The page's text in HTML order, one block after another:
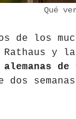
Qué
de los
y
de
dos